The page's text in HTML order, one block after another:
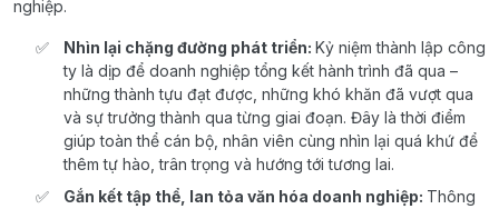
nghiệp.
Nhìn lại chặng đường phát triển: Kỷ niệm thành lập công
ty là dịp để doanh nghiệp tổng kết hành trình đã qua –
những thành tựu đạt được, những khó khăn đã vượt qua
và sự trưởng thành qua từng giai đoạn. Đây là thời điểm
giúp toàn thể cán bộ, nhân viên cùng nhìn lại quá khứ để
thêm tự hào, trân trọng và hướng tới tương lai.
Gắn kết tập thể, lan tỏa văn hóa doanh nghiệp: Thông